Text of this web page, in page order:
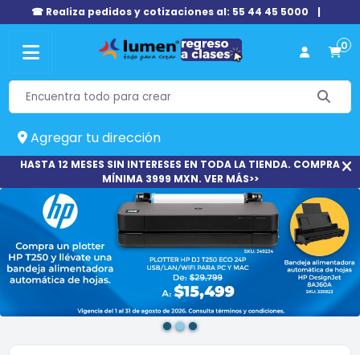
☎ Realiza pedidos y cotizaciones al: 55 44 45 5000 |
0
Agregar tu dirección
HASTA 12 MESES SIN INTERESES EN TODA LA TIENDA. COMPRA
MÍNIMA 3999 MXN. VER MÁS>>